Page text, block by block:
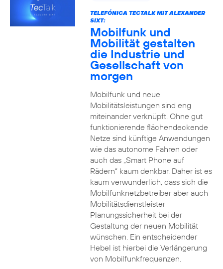
TELEFÓNICA TECTALK MIT ALEXANDER
SIXT:
Mobilfunk und
Mobilität gestalten
die Industrie und
Gesellschaft von
morgen
Mobilfunk und neue
Mobilitätsleistungen sind eng
miteinander verknüpft. Ohne gut
funktionierende flächendeckende
Netze sind künftige Anwendungen
wie das autonome Fahren oder
auch das „Smart Phone auf
Rädern“ kaum denkbar. Daher ist es
kaum verwunderlich, dass sich die
Mobilfunknetzbetreiber aber auch
Mobilitätsdienstleister
Planungssicherheit bei der
Gestaltung der neuen Mobilität
wünschen. Ein entscheidender
Hebel ist hierbei die Verlängerung
von Mobilfunkfrequenzen.